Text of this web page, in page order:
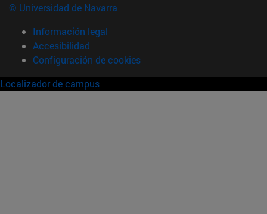
© Universidad de Navarra
Información legal
Accesibilidad
Configuración de cookies
Localizador de campus